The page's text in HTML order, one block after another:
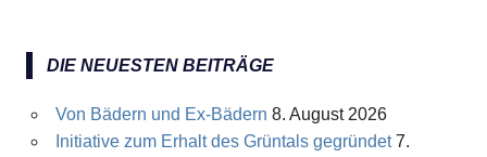
DIE NEUESTEN BEITRÄGE
Von Bädern und Ex-Bädern 8. August 2026
Initiative zum Erhalt des Grüntals gegründet 7.